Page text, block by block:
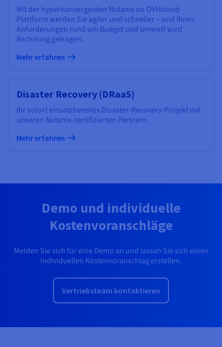
Mit der hyperkonvergenten Nutanix on OVHcloud
Plattform werden Sie agiler und schneller – und Ihren
Anforderungen rund um Budget und Umwelt wird
Rechnung getragen.
Mehr erfahren
Disaster Recovery (DRaaS)
Ihr sofort einsatzbereites Disaster-Recovery-Projekt mit
unseren Nutanix-zertifizierten Partnern.
Mehr erfahren
Demo und individuelle
Kostenvoranschläge
Melden Sie sich für eine Demo an und lassen Sie sich einen
individuellen Kostenvoranschlag erstellen.
Vertriebsteam kontaktieren